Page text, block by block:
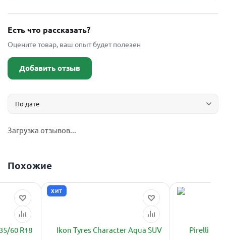
Есть что рассказать?
Оцените товар, ваш опыт будет полезен
Добавить отзыв
Загрузка отзывов...
Похожие
ХИТ